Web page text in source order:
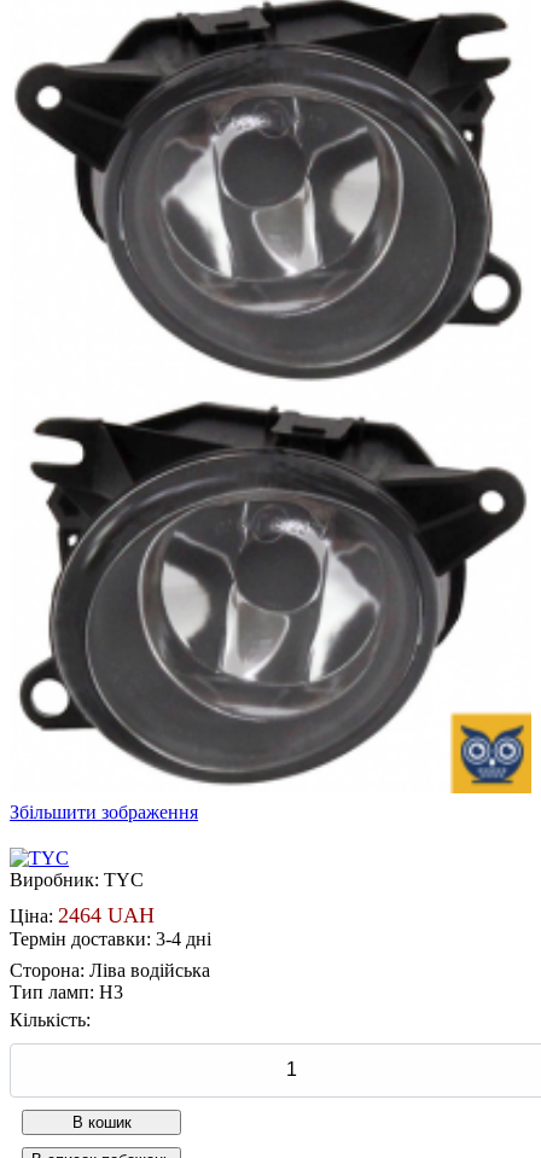
Збільшити зображення
Виробник: TYC
Ціна: 2464 UAH
Термін доставки: 3-4 дні
Сторона: Ліва водійська
Тип ламп: Н3
Кількість: